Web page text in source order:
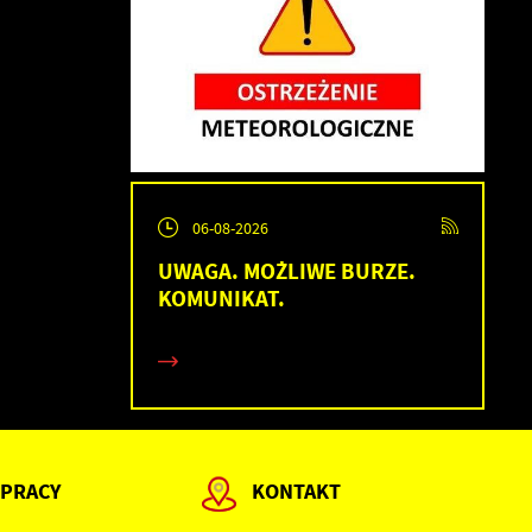
06-08-2026
UWAGA. MOŻLIWE BURZE.
KOMUNIKAT.
KONTAKT